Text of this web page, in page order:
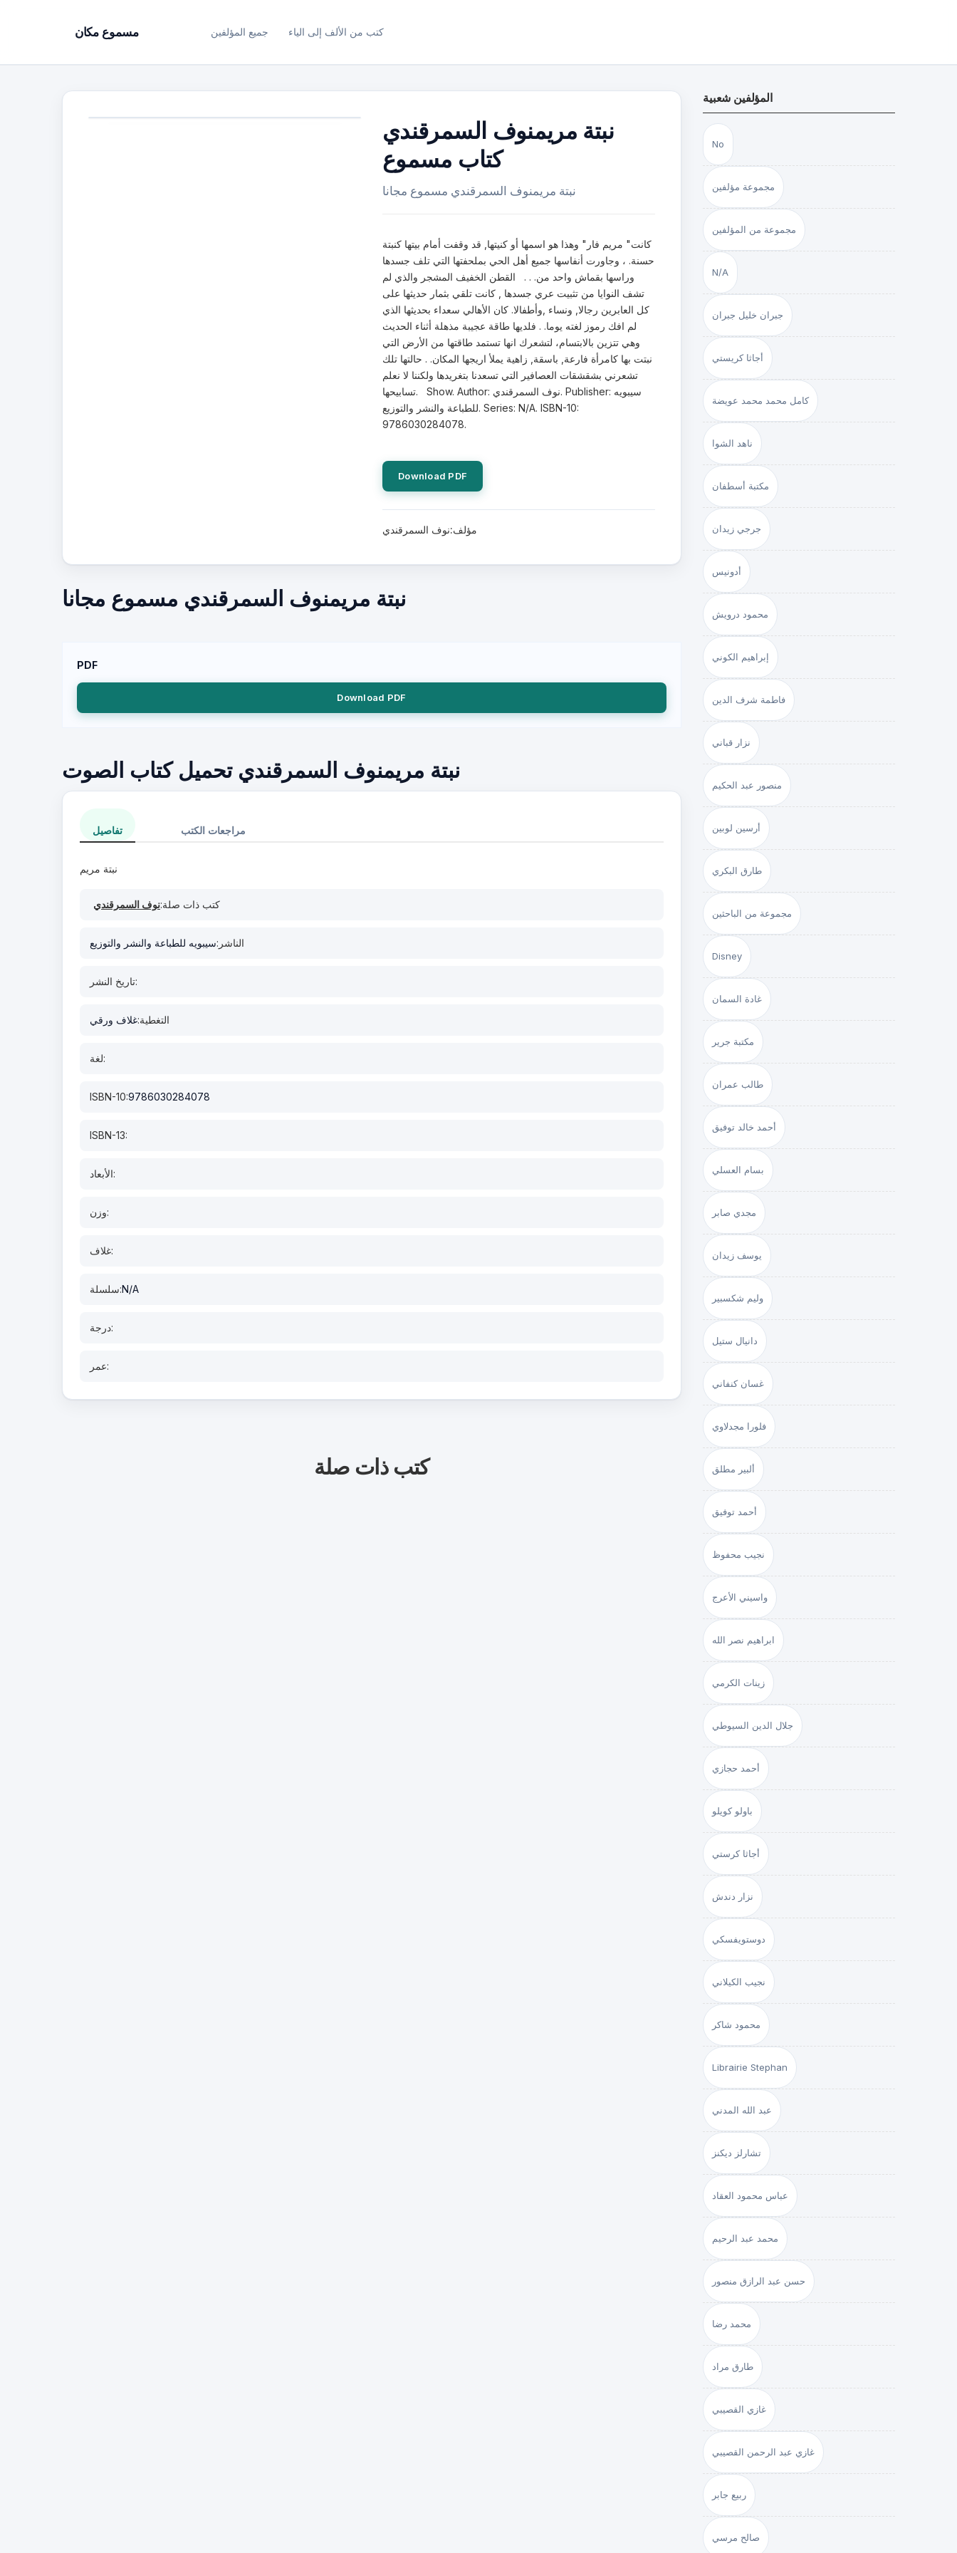
مسموع مكان جميع المؤلفين كتب من الألف إلى الياء
نبتة مريمنوف السمرقندي
كتاب مسموع
نبتة مريمنوف السمرقندي مسموع مجانا
كانت" مريم فار" وهذا هو اسمها أو كنيتها, قد وقفت أمام بيتها كنبتة
حسنة. ، وجاورت أنفاسها جميع أهل الحي بملحفتها التي تلف جسدها
وراسها بقماش واحد من. . . القطن الخفيف المشجر والذي لم
تشف النوايا من تثبيت عري جسدها , كانت تلقي بثمار حديثها على
كل العابرين رجالا, ونساء ,وأطفالا. كان الأهالي سعداء بحديثها الذي
لم افك رموز لغته يوما. . فلديها طاقة عجيبة مذهلة أثناء الحديث
وهي تتزين بالابتسام، لتشعرك انها تستمد طاقتها من الأرض التي
نبتت بها كامرأة فارعة, باسقة, زاهية يملأ اريجها المكان. . حالتها تلك
تشعرني بشقشقات العصافير التي تسعدنا بتغريدها ولكننا لا نعلم
تسابيحها. Show. Author: نوف السمرقندي. Publisher: سيبويه
للطباعة والنشر والتوزيع. Series: N/A. ISBN-10:
9786030284078.
Download PDF
مؤلف:نوف السمرقندي
نبتة مريمنوف السمرقندي مسموع مجانا
PDF
Download PDF
نبتة مريمنوف السمرقندي تحميل كتاب الصوت
تفاصيل مراجعات الكتب
نبتة مريم
كتب ذات صلة:نوف السمرقندي
الناشر:سيبويه للطباعة والنشر والتوزيع
تاريخ النشر:
التغطية:غلاف ورقي
لغة:
ISBN-10:9786030284078
ISBN-13:
الأبعاد:
وزن:
غلاف:
سلسلة:N/A
درجة:
عمر:
كتب ذات صلة
المؤلفين شعبية
No
مجموعة مؤلفين
مجموعة من المؤلفين
N/A
جبران خليل جبران
أجاثا كريستي
كامل محمد محمد عويضة
ناهد الشوا
مكتبة أسطفان
جرجي زيدان
أدونيس
محمود درويش
إبراهيم الكوني
فاطمة شرف الدين
نزار قباني
منصور عبد الحكيم
أرسين لوبين
طارق البكري
مجموعة من الباحثين
Disney
غادة السمان
مكتبة جرير
طالب عمران
أحمد خالد توفيق
بسام العسلي
مجدي صابر
يوسف زيدان
وليم شكسبير
دانيال ستيل
غسان كنفاني
فلورا مجدلاوي
ألبير مطلق
أحمد توفيق
نجيب محفوظ
واسيني الأعرج
ابراهيم نصر الله
زينات الكرمي
جلال الدين السيوطي
أحمد حجازي
باولو كويلو
أجاثا كرستي
نزار دندش
دوستويفسكي
نجيب الكيلاني
محمود شاكر
Librairie Stephan
عبد الله المدني
تشارلز ديكنز
عباس محمود العقاد
محمد عبد الرحيم
حسن عبد الرازق منصور
محمد رضا
طارق مراد
غازي القصيبي
غازي عبد الرحمن القصيبي
ربيع جابر
صالح مرسي